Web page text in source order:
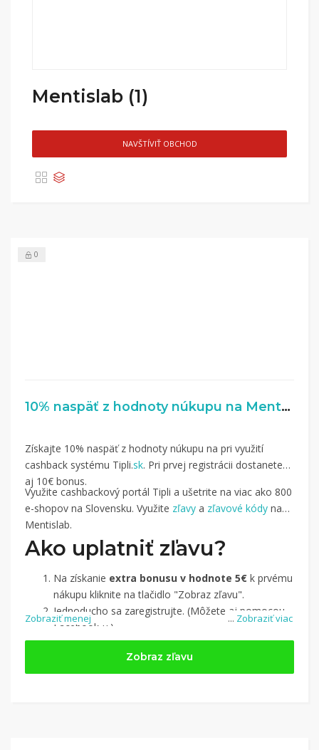
Mentislab (1)
NAVŠTÍVIŤ OBCHOD
0
10% naspäť z hodnoty núkupu na Mentislab.cz
... Zobraziť viac
Získajte 10% naspäť z hodnoty núkupu na pri využití
cashback systému Tipli.sk. Pri prvej registrácii dostanete
aj 10€ bonus.
Využite cashbackový portál Tipli a ušetrite na viac ako 800
e-shopov na Slovensku. Využite zľavy a zľavové kódy na
Mentislab.
Ako uplatniť zľavu?
Na získanie extra bonusu v hodnote 5€ k prvému
nákupu kliknite na tlačidlo "Zobraz zľavu".
Jednoducho sa zaregistrujte. (Môžete aj pomocou
Facebook-u.)
Jednoducho sinájdite obchod, pomocou služby
(v ponuke je cca 1 500 obchodov).
Kliknite na tlačidlo „Nakupovať“.(Následne
Zobraziť menej
Zobraz zľavu